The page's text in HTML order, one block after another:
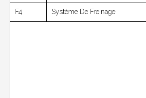
F4 Système De Freinage